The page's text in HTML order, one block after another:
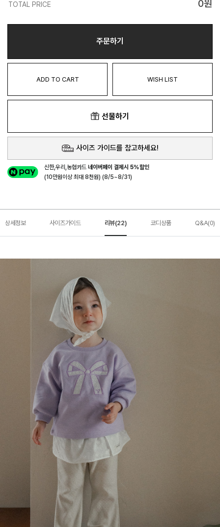
TOTAL PRICE 0원
주문하기
ADD TO CART WISH LIST
선물하기
사이즈 가이드를 참고하세요!
신한,우리,농협카드네이버페이 결제시 5%할인
(10만원이상 최대 8천원) (8/5~8/31)
상세정보 사이즈가이드 리뷰(22) 코디상품 Q&A(0)